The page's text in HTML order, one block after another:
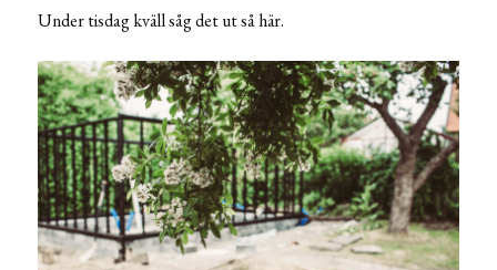
Under tisdag kväll såg det ut så här.